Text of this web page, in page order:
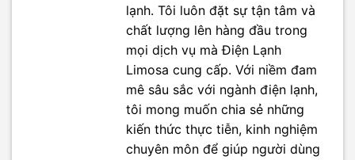
lạnh. Tôi luôn đặt sự tận tâm và
chất lượng lên hàng đầu trong
mọi dịch vụ mà Điện Lạnh
Limosa cung cấp. Với niềm đam
mê sâu sắc với ngành điện lạnh,
tôi mong muốn chia sẻ những
kiến thức thực tiễn, kinh nghiệm
chuyên môn để giúp người dùng